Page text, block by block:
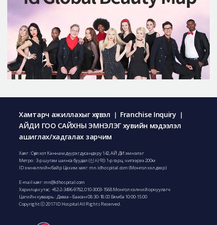
Хамтарч ажиллахыг хүсвэл | Franchise Inquiry |
АЙДИ ГОО САЙХНЫ ЭМНЭЛЭГ хувийн мэдээлэл
ашиглах/хадгалах зарчим
Хаяг : Сөүл хот Каннам дүүрэг дусандэру 142, АЙ ДИ эмнэлэг
Метро : 3-р шугам шинса буудал (신사역) 1-р гарц, чигээрээ 200м
ID эмнэлгийн байр Цахим хаяг: mn.idhospital.com (Монгол хэл дээр)
E-mail хаяг: mn@idhospital.com
Харилцах утас: +82-2-3496-9782,010-3003-1568Монгол хэлний орчуулагч
Цагийн хуваарь : Даваа ~ Баасан 08:30-18:00 Бямба 10:00-15:00
Copyright ⓒ 2017 ID Hospital All Rights Reserved.